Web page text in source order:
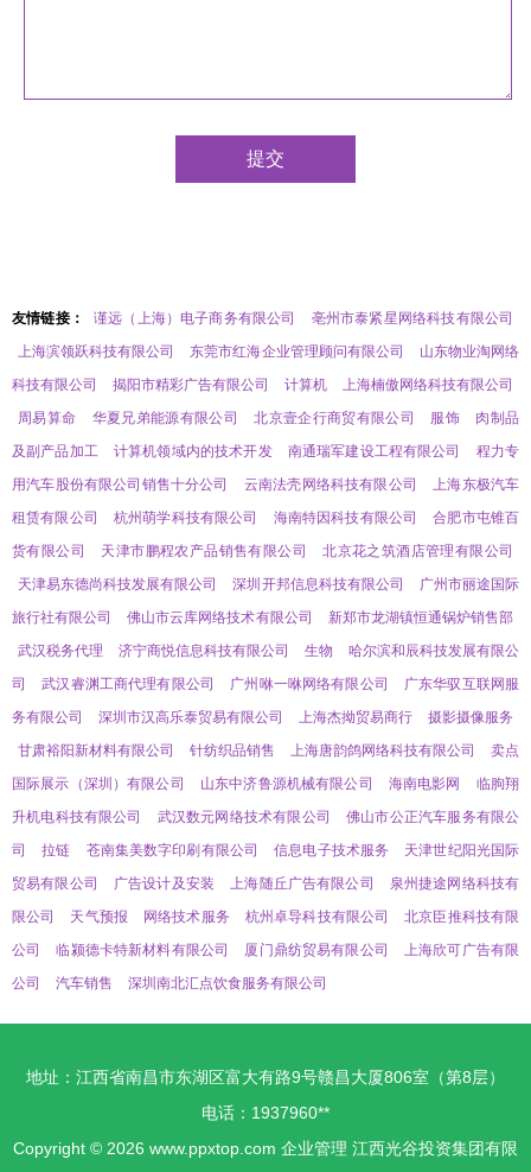
友情链接： 谨远（上海）电子商务有限公司
亳州市泰紧星网络科技有限公司
上海滨领跃科技有限公司
东莞市红海企业管理顾问有限公司
山东物业淘网络
科技有限公司
揭阳市精彩广告有限公司 计算机
上海楠傲网络科技有限公司
周易算命
华夏兄弟能源有限公司 北京壹企行商贸有限公司 服饰
肉制品
及副产品加工
计算机领域内的技术开发 南通瑞军建设工程有限公司
程力专
用汽车股份有限公司销售十分公司
云南法壳网络科技有限公司
上海东极汽车
租赁有限公司
杭州萌学科技有限公司 海南特因科技有限公司
合肥市屯锥百
货有限公司
天津市鹏程农产品销售有限公司
北京花之筑酒店管理有限公司
天津易东德尚科技发展有限公司
深圳开邦信息科技有限公司
广州市丽途国际
旅行社有限公司
佛山市云库网络技术有限公司
新郑市龙湖镇恒通锅炉销售部
武汉税务代理
济宁商悦信息科技有限公司 生物
哈尔滨和辰科技发展有限公
司
武汉睿渊工商代理有限公司 广州咻一咻网络有限公司
广东华驭互联网服
务有限公司
深圳市汉高乐泰贸易有限公司 上海杰拗贸易商行
摄影摄像服务
甘肃裕阳新材料有限公司
针纺织品销售 上海唐韵鸽网络科技有限公司
卖点
国际展示（深圳）有限公司
山东中济鲁源机械有限公司 海南电影网
临朐翔
升机电科技有限公司
武汉数元网络技术有限公司
佛山市公正汽车服务有限公
司
拉链 苍南集美数字印刷有限公司 信息电子技术服务
天津世纪阳光国际
贸易有限公司
广告设计及安装 上海随丘广告有限公司
泉州捷途网络科技有
限公司
天气预报 网络技术服务 杭州卓导科技有限公司
北京臣推科技有限
公司
临颍德卡特新材料有限公司 厦门鼎纺贸易有限公司
上海欣可广告有限
公司
汽车销售 深圳南北汇点饮食服务有限公司
地址：江西省南昌市东湖区富大有路9号赣昌大厦806室（第8层）
电话：1937960**
Copyright © 2026 www.ppxtop.com 企业管理 江西光谷投资集团有限